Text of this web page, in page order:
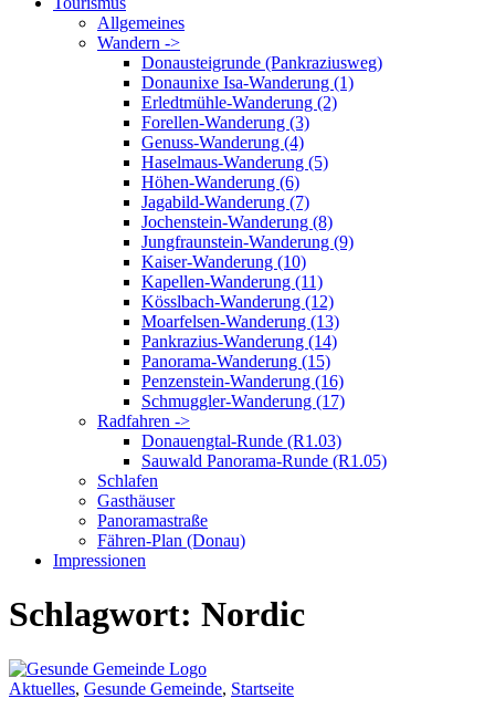
Allgemeines
Wandern ->
Donausteigrunde (Pankraziusweg)
Donaunixe Isa-Wanderung (1)
Erledtmühle-Wanderung (2)
Forellen-Wanderung (3)
Genuss-Wanderung (4)
Haselmaus-Wanderung (5)
Höhen-Wanderung (6)
Jagabild-Wanderung (7)
Jochenstein-Wanderung (8)
Jungfraunstein-Wanderung (9)
Kaiser-Wanderung (10)
Kapellen-Wanderung (11)
Kösslbach-Wanderung (12)
Moarfelsen-Wanderung (13)
Pankrazius-Wanderung (14)
Panorama-Wanderung (15)
Penzenstein-Wanderung (16)
Schmuggler-Wanderung (17)
Radfahren ->
Donauengtal-Runde (R1.03)
Sauwald Panorama-Runde (R1.05)
Schlafen
Gasthäuser
Panoramastraße
Fähren-Plan (Donau)
Impressionen
Schlagwort: Nordic
Aktuelles, Gesunde Gemeinde, Startseite